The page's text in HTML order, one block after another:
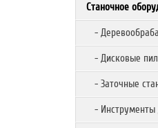
Станочное
-
- Дисковые
- Заточные
- Инструменты